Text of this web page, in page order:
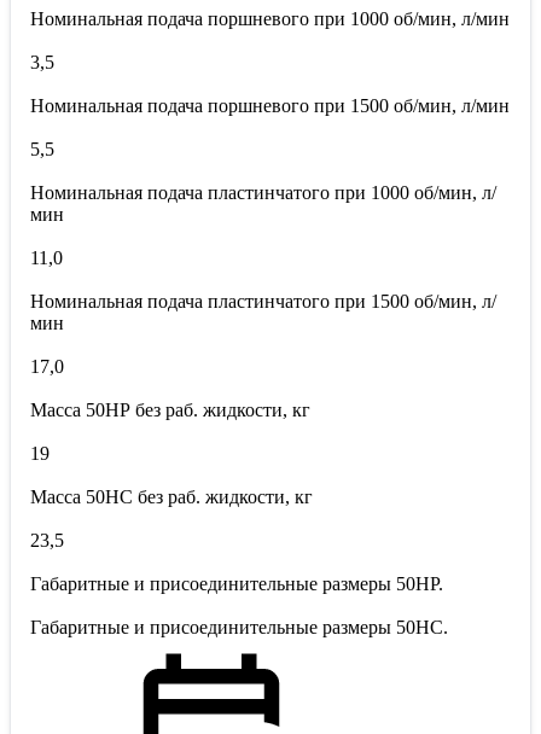
Номинальная подача поршневого при 1000 об/мин, л/мин
3,5
Номинальная подача поршневого при 1500 об/мин, л/мин
5,5
Номинальная подача пластинчатого при 1000 об/мин, л/
мин
11,0
Номинальная подача пластинчатого при 1500 об/мин, л/
мин
17,0
Масса 50НР без раб. жидкости, кг
19
Масса 50НС без раб. жидкости, кг
23,5
Габаритные и присоединительные размеры 50НР.
Габаритные и присоединительные размеры 50НС.